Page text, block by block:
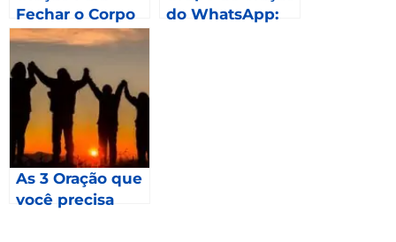
Fechar o Corpo
do WhatsApp:
As 3 Oração que
você precisa